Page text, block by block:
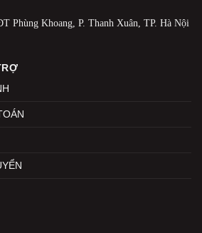
Phùng Khoang, P. Thanh Xuân, TP. Hà Nội